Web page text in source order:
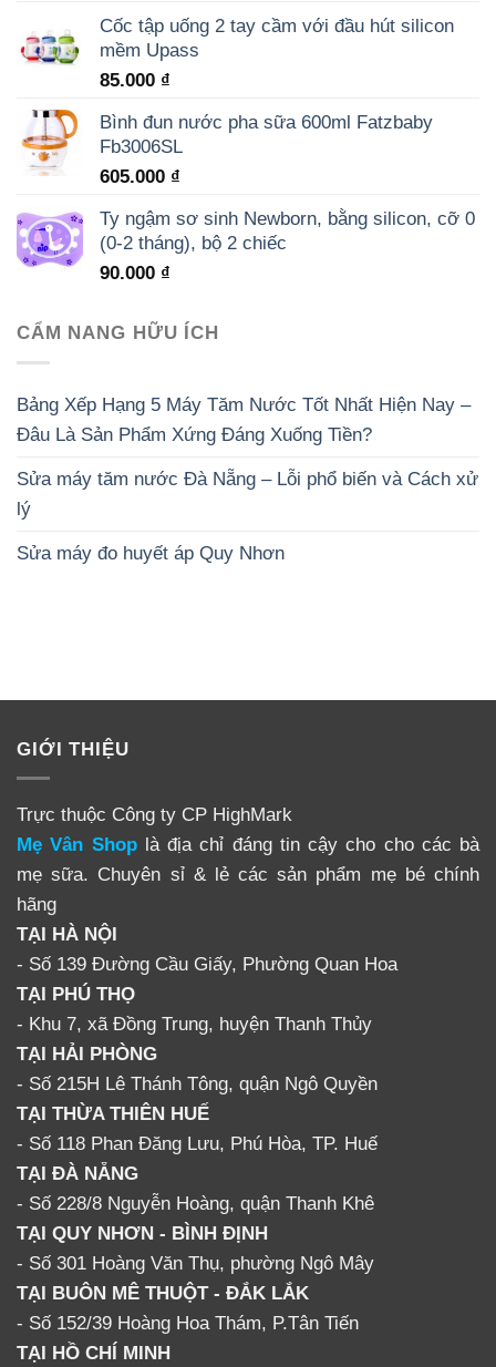
Cốc tập uống 2 tay cầm với đầu hút silicon
mềm Upass
85.000 ₫
Bình đun nước pha sữa 600ml Fatzbaby
Fb3006SL
605.000 ₫
Ty ngậm sơ sinh Newborn, bằng silicon, cỡ 0
(0-2 tháng), bộ 2 chiếc
90.000 ₫
CẨM NANG HỮU ÍCH
Bảng Xếp Hạng 5 Máy Tăm Nước Tốt Nhất Hiện Nay –
Đâu Là Sản Phẩm Xứng Đáng Xuống Tiền?
Sửa máy tăm nước Đà Nẵng – Lỗi phổ biến và Cách xử
lý
Sửa máy đo huyết áp Quy Nhơn
GIỚI THIỆU
Trực thuộc Công ty CP HighMark
Mẹ Vân Shoplà địa chỉ đáng tin cậy cho cho các bà
mẹ sữa. Chuyên sỉ & lẻ các sản phẩm mẹ bé chính
hãng
TẠI HÀ NỘI
- Số 139 Đường Cầu Giấy, Phường Quan Hoa
TẠI PHÚ THỌ
- Khu 7, xã Đồng Trung, huyện Thanh Thủy
TẠI HẢI PHÒNG
- Số 215H Lê Thánh Tông, quận Ngô Quyền
TẠI THỪA THIÊN HUẾ
- Số 118 Phan Đăng Lưu, Phú Hòa, TP. Huế
TẠI ĐÀ NẴNG
- Số 228/8 Nguyễn Hoàng, quận Thanh Khê
TẠI QUY NHƠN - BÌNH ĐỊNH
- Số 301 Hoàng Văn Thụ, phường Ngô Mây
TẠI BUÔN MÊ THUỘT - ĐẮK LẮK
- Số 152/39 Hoàng Hoa Thám, P.Tân Tiến
TẠI HỒ CHÍ MINH